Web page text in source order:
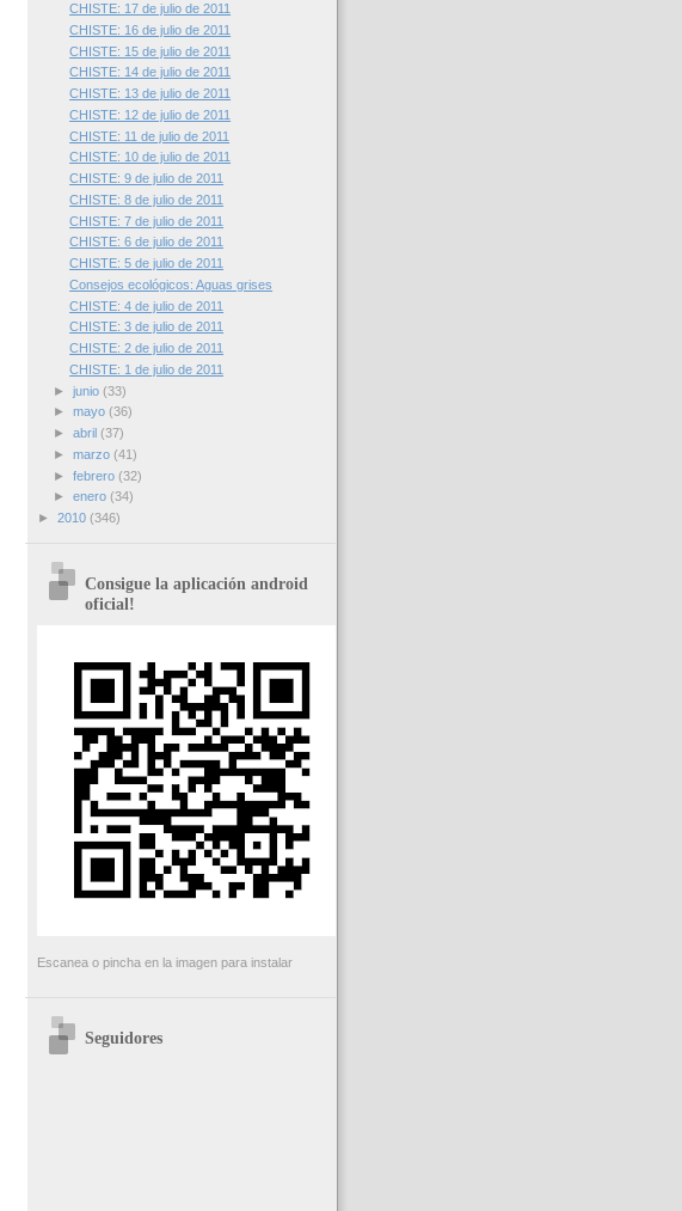
CHISTE: 17 de julio de 2011
CHISTE: 16 de julio de 2011
CHISTE: 15 de julio de 2011
CHISTE: 14 de julio de 2011
CHISTE: 13 de julio de 2011
CHISTE: 12 de julio de 2011
CHISTE: 11 de julio de 2011
CHISTE: 10 de julio de 2011
CHISTE: 9 de julio de 2011
CHISTE: 8 de julio de 2011
CHISTE: 7 de julio de 2011
CHISTE: 6 de julio de 2011
CHISTE: 5 de julio de 2011
Consejos ecológicos: Aguas grises
CHISTE: 4 de julio de 2011
CHISTE: 3 de julio de 2011
CHISTE: 2 de julio de 2011
CHISTE: 1 de julio de 2011
► junio (33)
► mayo (36)
► abril (37)
► marzo (41)
► febrero (32)
► enero (34)
► 2010 (346)
Consigue la aplicación android
oficial!
Escanea o pincha en la imagen para instalar
Seguidores